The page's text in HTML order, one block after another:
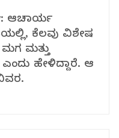
ಆಚಾರ್ಯ
ಕೆಲವು ವಿಶೇಷ
ಮತ್ತು
ಎಂದು ಹೇಳಿದ್ದಾರೆ. ಆ